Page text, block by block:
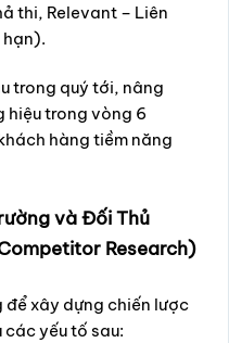
thi, Relevant – Liên
trong quý tới, nâng
hiệu trong vòng 6
hàng tiềm năng
và Đối Thủ
Research)
để xây dựng chiến lược
các yếu tố sau: